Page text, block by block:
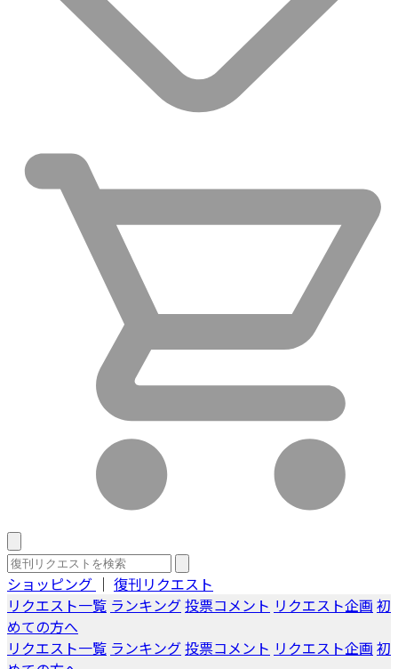
ショッピング ｜ 復刊リクエスト
リクエスト一覧 ランキング投票コメント リクエスト企画 初
めての方へ
リクエスト一覧 ランキング投票コメント リクエスト企画 初